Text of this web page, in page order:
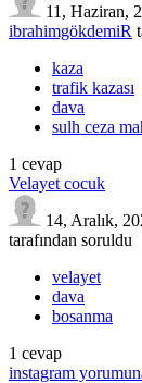
11, Haziran,
ibrahimgökdemiR
kaza
trafik kazası
dava
sulh ceza
1 cevap
Velayet cocuk
14, Aralık,
tarafından soruldu
velayet
dava
bosanma
1 cevap
instagram